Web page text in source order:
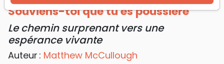
Souviens-toi que tu es poussière
Le chemin surprenant vers une
espérance vivante
Auteur : Matthew McCullough